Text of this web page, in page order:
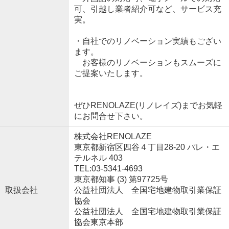
可、引越し業者紹介可など、サービス充
実。
・自社でのリノベーション実績もござい
ます。
お客様のリノベーションもスムーズに
ご提案いたします。
ぜひRENOLAZE(リノレイズ)までお気軽
にお問合せ下さい。
取扱会社
株式会社RENOLAZE
東京都新宿区四谷４丁目28-20 パレ・エ
テルネル 403
TEL:03-5341-4693
東京都知事 (3) 第97725号
公益社団法人 全国宅地建物取引業保証
協会
公益社団法人 全国宅地建物取引業保証
協会東京本部